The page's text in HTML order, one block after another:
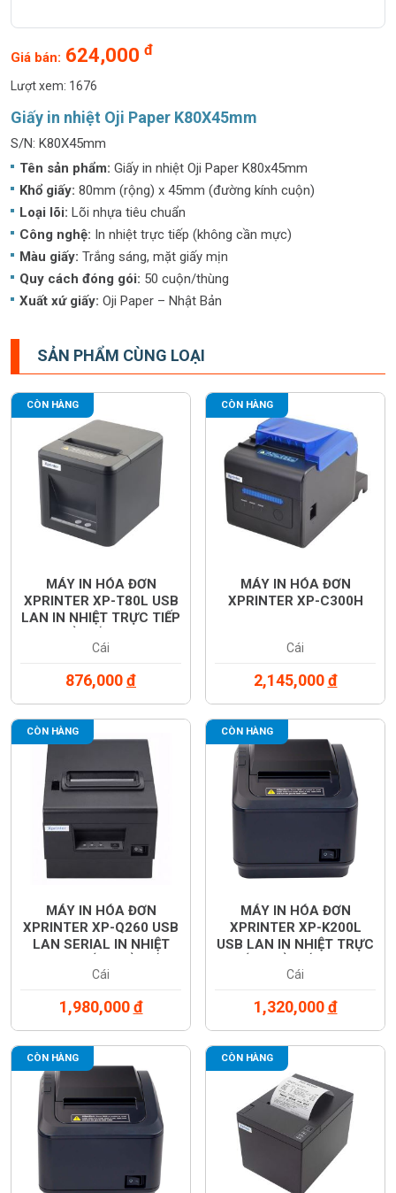
Giấy in nhiệt Oji Paper K80X45mm
S/N: K80X45mm
Tên sản phẩm: Giấy in nhiệt Oji Paper K80x45mm
Khổ giấy: 80mm (rộng) x 45mm (đường kính cuộn)
Loại lõi: Lõi nhựa tiêu chuẩn
Công nghệ: In nhiệt trực tiếp (không cần mực)
Màu giấy: Trắng sáng, mặt giấy mịn
Quy cách đóng gói: 50 cuộn/thùng
Xuất xứ giấy: Oji Paper – Nhật Bản
Giá bán: 624,000 đ
Lượt xem: 1676
SẢN PHẨM CÙNG LOẠI
CÒN HÀNG
MÁY IN HÓA ĐƠN
XPRINTER XP-T80L USB
LAN IN NHIỆT TRỰC TIẾP
Cái
876,000đ
CÒN HÀNG
MÁY IN HÓA ĐƠN
XPRINTER XP-C300H
Cái
2,145,000đ
CÒN HÀNG
MÁY IN HÓA ĐƠN
XPRINTER XP-Q260 USB
LAN SERIAL IN NHIỆT
80MM
Cái
1,980,000đ
CÒN HÀNG
MÁY IN HÓA ĐƠN
XPRINTER XP-K200L
USB LAN IN NHIỆT TRỰC
Cái
1,320,000đ
CÒN HÀNG CÒN HÀNG